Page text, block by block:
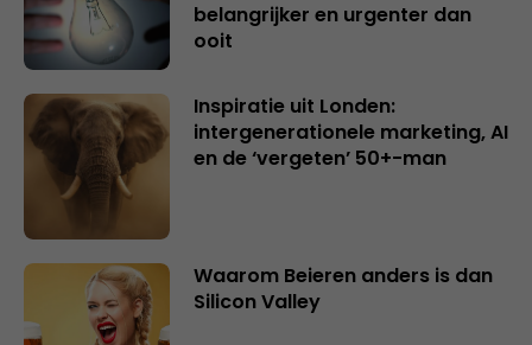
belangrijker en urgenter dan
ooit
Inspiratie uit Londen:
intergenerationele marketing, AI
en de ‘vergeten’ 50+-man
Waarom Beieren anders is dan
Silicon Valley